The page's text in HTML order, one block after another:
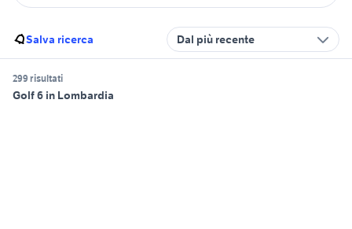
Salva ricerca Dal più recente
299 risultati
Golf 6 in Lombardia